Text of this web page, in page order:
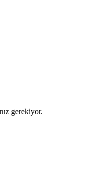
gerekiyor.